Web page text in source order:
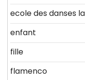
ecole des danses
enfant
fille
flamenco